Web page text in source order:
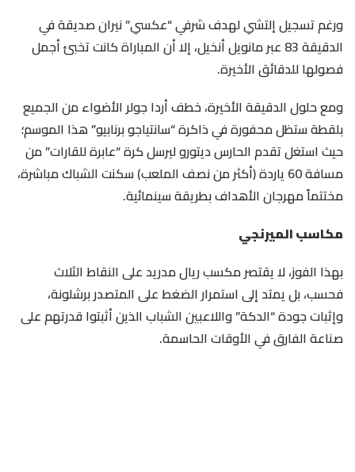
​ورغم تسجيل إلتشي لهدف شرفي “عكسي” نيران صديقة في
الدقيقة 83 عبر مانويل أنخيل، إلا أن المباراة كانت تخبئ أجمل
فصولها للدقائق الأخيرة.
​ومع حلول الدقيقة الأخيرة، خطف أردا جولر الأضواء من الجميع
بلقطة ستظل محفورة في ذاكرة “سانتياجو برنابيو” هذا الموسم؛
حيث استغل تقدم الحارس ديتورو ليرسل كرة “عابرة للقارات” من
مسافة 60 ياردة (أكثر من نصف الملعب) سكنت الشباك مباشرة،
مختتماً مهرجان الأهداف بطريقة سينمائية.
​مكاسب الميرنجي
​بهذا الفوز، لا يقتصر مكسب ريال مدريد على النقاط الثلاث
فحسب، بل يمتد إلى استمرار الضغط على المتصدر برشلونة،
وإثبات جودة “الدكة” واللاعبين الشباب الذين أثبتوا قدرتهم على
صناعة الفارق في الأوقات الحاسمة.